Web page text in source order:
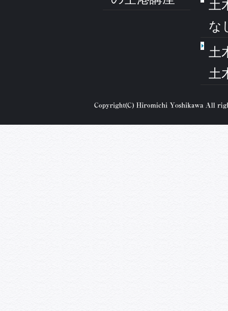
土
な
土
土